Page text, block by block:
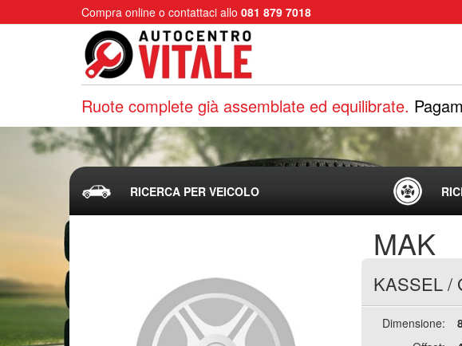
Compra online o contattaci allo 081 879 7018
Ruote complete già assemblate ed equilibrate.
RICERCA PER VEICOLO
MAK
KASSEL/
Dimensione: